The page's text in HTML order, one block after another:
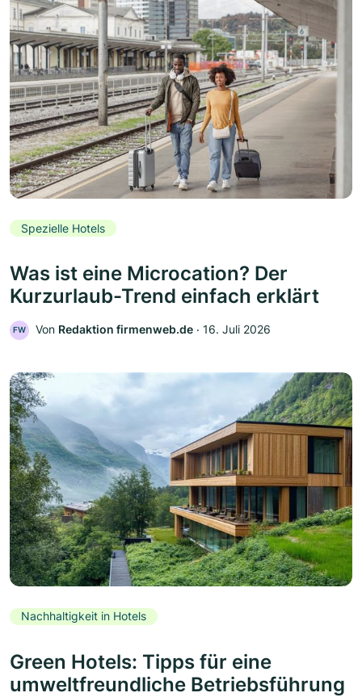
Spezielle Hotels
Was ist eine Microcation? Der
Kurzurlaub-Trend einfach erklärt
FW Von Redaktion firmenweb.de ‧ 16. Juli 2026
Nachhaltigkeit in Hotels
Green Hotels: Tipps für eine
umweltfreundliche Betriebsführung